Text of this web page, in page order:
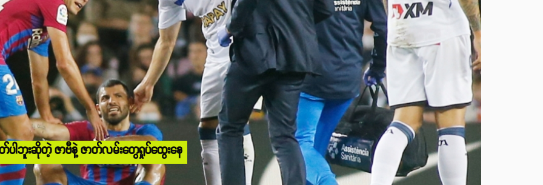
ါဘူးဆိုတဲ့ ဇာဗီနဲ့ ဇာတ်လမ်းတွေရှုပ်ထွေးနေ